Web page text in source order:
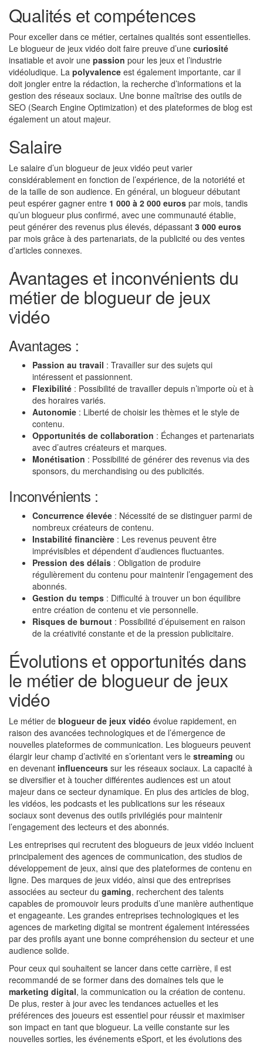
Qualités et compétences
Pour exceller dans ce métier, certaines qualités sont essentielles.
Le blogueur de jeux vidéo doit faire preuve d’une curiosité
insatiable et avoir une passion pour les jeux et l’industrie
vidéoludique. La polyvalence est également importante, car il
doit jongler entre la rédaction, la recherche d’informations et la
gestion des réseaux sociaux. Une bonne maîtrise des outils de
SEO (Search Engine Optimization) et des plateformes de blog est
également un atout majeur.
Salaire
Le salaire d’un blogueur de jeux vidéo peut varier
considérablement en fonction de l’expérience, de la notoriété et
de la taille de son audience. En général, un blogueur débutant
peut espérer gagner entre 1 000 à 2 000 euros par mois, tandis
qu’un blogueur plus confirmé, avec une communauté établie,
peut générer des revenus plus élevés, dépassant 3 000 euros
par mois grâce à des partenariats, de la publicité ou des ventes
d’articles connexes.
Avantages et inconvénients du
métier de blogueur de jeux
vidéo
Avantages :
Passion au travail : Travailler sur des sujets qui
intéressent et passionnent.
Flexibilité : Possibilité de travailler depuis n’importe où et à
des horaires variés.
Autonomie : Liberté de choisir les thèmes et le style de
contenu.
Opportunités de collaboration : Échanges et partenariats
avec d’autres créateurs et marques.
Monétisation : Possibilité de générer des revenus via des
sponsors, du merchandising ou des publicités.
Inconvénients :
Concurrence élevée : Nécessité de se distinguer parmi de
nombreux créateurs de contenu.
Instabilité financière : Les revenus peuvent être
imprévisibles et dépendent d’audiences fluctuantes.
Pression des délais : Obligation de produire
régulièrement du contenu pour maintenir l’engagement des
abonnés.
Gestion du temps : Difficulté à trouver un bon équilibre
entre création de contenu et vie personnelle.
Risques de burnout : Possibilité d’épuisement en raison
de la créativité constante et de la pression publicitaire.
Évolutions et opportunités dans
le métier de blogueur de jeux
vidéo
Le métier de blogueur de jeux vidéo évolue rapidement, en
raison des avancées technologiques et de l’émergence de
nouvelles plateformes de communication. Les blogueurs peuvent
élargir leur champ d’activité en s’orientant vers le streaming ou
en devenant influenceurs sur les réseaux sociaux. La capacité à
se diversifier et à toucher différentes audiences est un atout
majeur dans ce secteur dynamique. En plus des articles de blog,
les vidéos, les podcasts et les publications sur les réseaux
sociaux sont devenus des outils privilégiés pour maintenir
l’engagement des lecteurs et des abonnés.
Les entreprises qui recrutent des blogueurs de jeux vidéo incluent
principalement des agences de communication, des studios de
développement de jeux, ainsi que des plateformes de contenu en
ligne. Des marques de jeux vidéo, ainsi que des entreprises
associées au secteur du gaming, recherchent des talents
capables de promouvoir leurs produits d’une manière authentique
et engageante. Les grandes entreprises technologiques et les
agences de marketing digital se montrent également intéressées
par des profils ayant une bonne compréhension du secteur et une
audience solide.
Pour ceux qui souhaitent se lancer dans cette carrière, il est
recommandé de se former dans des domaines tels que le
marketing digital, la communication ou la création de contenu.
De plus, rester à jour avec les tendances actuelles et les
préférences des joueurs est essentiel pour réussir et maximiser
son impact en tant que blogueur. La veille constante sur les
nouvelles sorties, les événements eSport, et les évolutions des